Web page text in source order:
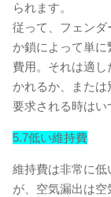
られます。
従って、フェン
か鎖によって単
費用。それは適
かれるか、また
要求される時はい
5.7低い維持費
維持費は非常に低
が、空気漏出は